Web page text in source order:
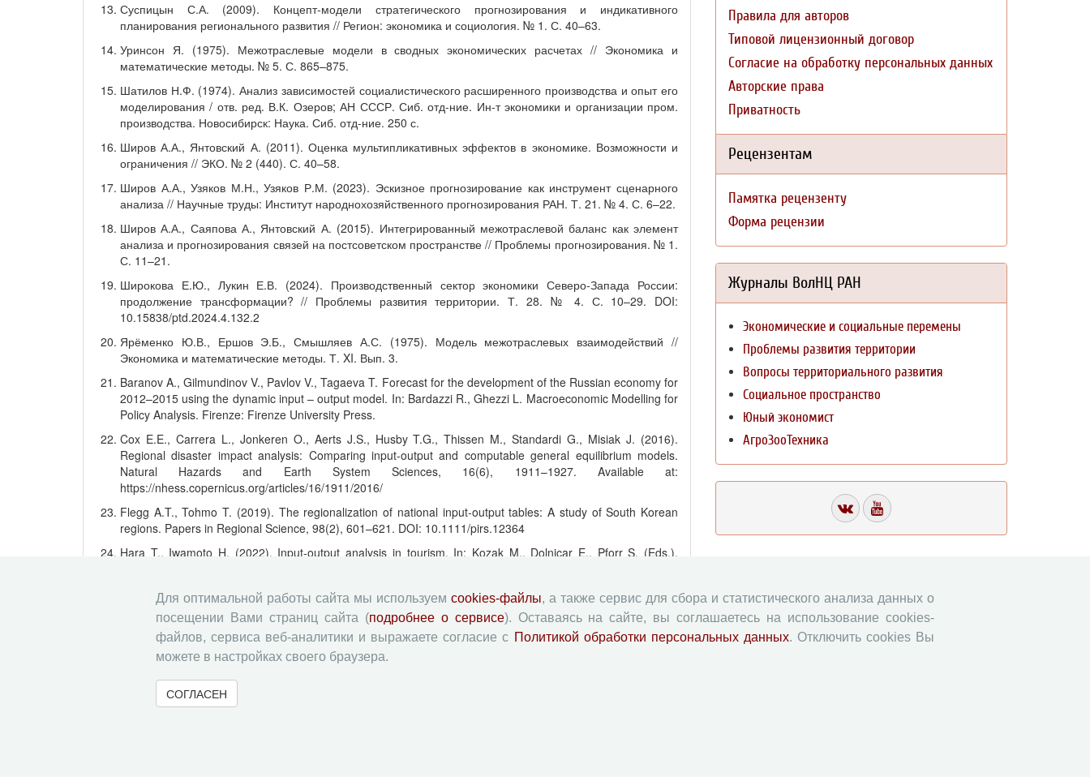
Суспицын С.А. (2009). Концепт-модели стратегического прогнозирования и индикативного
планирования регионального развития // Регион: экономика и социология. № 1. С. 40–63.
Уринсон Я. (1975). Межотраслевые модели в сводных экономических расчетах // Экономика и
математические методы. № 5. С. 865–875.
Шатилов Н.Ф. (1974). Анализ зависимостей социалистического расширенного производства и опыт его
моделирования / отв. ред. В.К. Озеров; АН СССР. Сиб. отд-ние. Ин-т экономики и организации пром.
производства. Новосибирск: Наука. Сиб. отд-ние. 250 с.
Широв А.А., Янтовский А. (2011). Оценка мультипликативных эффектов в экономике. Возможности и
ограничения // ЭКО. № 2 (440). С. 40–58.
Широв А.А., Узяков М.Н., Узяков Р.М. (2023). Эскизное прогнозирование как инструмент сценарного
анализа // Научные труды: Институт народнохозяйственного прогнозирования РАН. Т. 21. № 4. С. 6–22.
Широв А.А., Саяпова А., Янтовский А. (2015). Интегрированный межотраслевой баланс как элемент
анализа и прогнозирования связей на постсоветском пространстве // Проблемы прогнозирования. № 1.
С. 11–21.
Широкова Е.Ю., Лукин Е.В. (2024). Производственный сектор экономики Северо-Запада России:
продолжение трансформации? // Проблемы развития территории. Т. 28. № 4. С. 10–29. DOI:
10.15838/ptd.2024.4.132.2
Ярёменко Ю.В., Ершов Э.Б., Смышляев А.С. (1975). Модель межотраслевых взаимодействий //
Экономика и математические методы. Т. XI. Вып. 3.
Baranov A., Gilmundinov V., Pavlov V., Tagaeva T. Forecast for the development of the Russian economy for
2012–2015 using the dynamic input – output model. In: Bardazzi R., Ghezzi L. Macroeconomic Modelling for
Policy Analysis. Firenze: Firenze University Press.
Cox E.E., Carrera L., Jonkeren O., Aerts J.S., Husby T.G., Thissen M., Standardi G., Misiak J. (2016).
Regional disaster impact analysis: Comparing input-output and computable general equilibrium models.
Natural Hazards and Earth System Sciences, 16(6), 1911–1927. Available at:
https://nhess.copernicus.org/articles/16/1911/2016/
Flegg A.T., Tohmo T. (2019). The regionalization of national input-output tables: A study of South Korean
regions. Papers in Regional Science, 98(2), 601–621. DOI: 10.1111/pirs.12364
Hara T., Iwamoto H. (2022). Input-output analysis in tourism. In: Kozak M., Dolnicar E., Pforr S. (Eds.).
Jiang Х. (2011). Statistical and Economic Applications of Chinese Regional Input-Output Tables. Groningen:
University of Groningen.
Kronenberg T. (2009). Construction of regional input-output tables using nonsurvey methods: The role of
cross-hauling. International Regional Science Review, 32(1), 40–64. Available at:
https://doi.org/10.1177/0160017608322555
Miller R.E., Blair P.D. (2009). Input-Output Analysis: Foundations and Extension. Cambridge: Cambridge
Правила для авторов
Типовой лицензионный договор
Согласие на обработку персональных данных
Авторские права
Приватность
Рецензентам
Памятка рецензенту
Форма рецензии
Журналы ВолНЦ РАН
Экономические и социальные перемены
Проблемы развития территории
Вопросы территориального развития
Социальное пространство
Юный экономист
АгроЗооТехника
Для оптимальной работы сайта мы используем cookies-файлы, а также сервис для сбора и статистического анализа данных о
посещении Вами страниц сайта (подробнее о сервисе). Оставаясь на сайте, вы соглашаетесь на использование cookies-
файлов, сервиса веб-аналитики и выражаете согласие с Политикой обработки персональных данных. Отключить cookies Вы
можете в настройках своего браузера.
СОГЛАСЕН